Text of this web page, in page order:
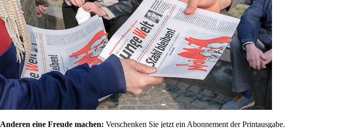
Anderen eine Freude machen: Verschenken Sie jetzt ein Abonnement der Printausgabe.